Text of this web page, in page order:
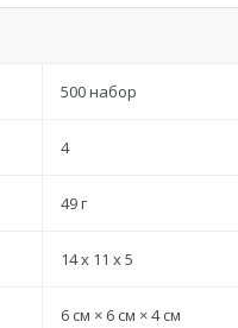
500 набор
4
49 г
14 x 11 x 5
6 см × 6 см × 4 см